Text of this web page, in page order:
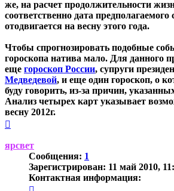
же, на расчет продолжительности
соответственно дата
отодвигается на весну этого года.
Чтобы спрогнозировать подобные
гороскопа натива мало. Для данного
еще гороскоп России, супруги
Медведевой, и еще один гороскоп, о
буду говорить, из-за причин,
Анализ четырех карт указывает
весну 2012г.
началу
ярсвет
Сообщения: 1
Зарегистрирован: 11 май 2010,
Контактная информация: